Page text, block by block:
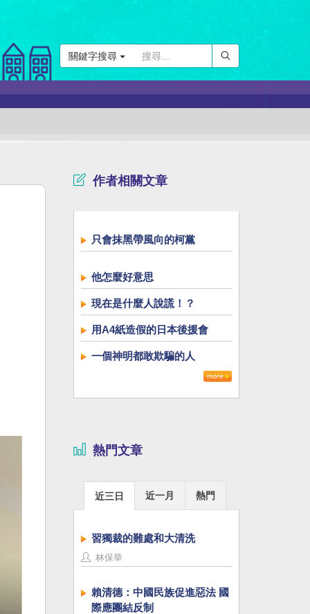
關鍵字搜尋
作者相關文章
只會抹黑帶風向的柯黨
他怎麼好意思
現在是什麼人說謊！？
用A4紙造假的日本後援會
一個神明都敢欺騙的人
熱門文章
近三日 近一月 熱門
習獨裁的難處和大清洗
林保華
賴清德：中國民族促進惡法 國
際應團結反制